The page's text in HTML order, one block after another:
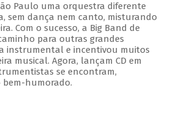
Paulo uma orquestra diferente
sem dança nem canto, misturando
Com o sucesso, a Big Band de
para outras grandes
instrumental e incentivou muitos
musical. Agora, lançam CD em
se encontram,
bem-humorado.